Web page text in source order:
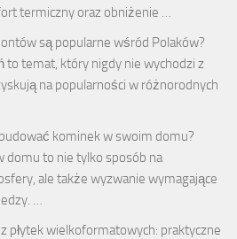
termiczny oraz obniżenie …
są popularne wśród Polaków?
to temat, który nigdy nie wychodzi z
na popularności w różnorodnych
kominek w swoim domu?
domu to nie tylko sposób na
ale także wyzwanie wymagające
…
płytek wielkoformatowych: praktyczne